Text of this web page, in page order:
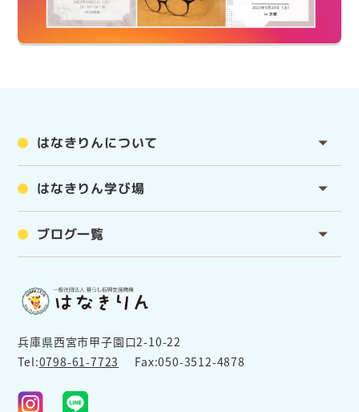
はなきりんについて
はなきりん学び場
ブログ一覧
兵庫県西宮市甲子園口2-10-22
Tel:0798-61-7723 Fax:050-3512-4878